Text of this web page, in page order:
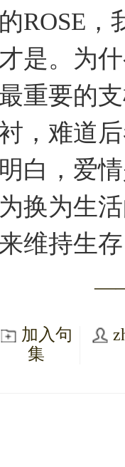
ROSE，
是。为
重要的
，难道
白，爱
换为生
维持生
加入句
集